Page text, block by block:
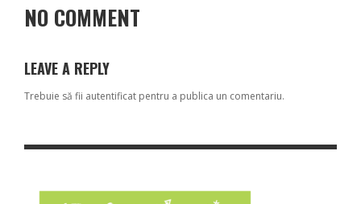
NO COMMENT
LEAVE A REPLY
Trebuie să fii autentificat pentru a publica un comentariu.